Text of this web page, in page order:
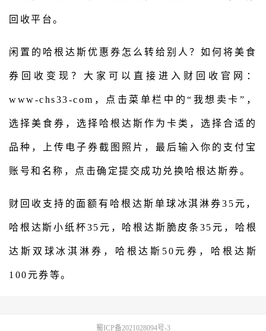
回收平台。
闲置的哈根达斯优惠券怎么转给别人？如何将美食
券回收变现？大家可以直接进入财回收官网：
www-chs33-com，点击菜单栏中的“我想卖卡”，
选择美食券，选择哈根达斯作为卡类，选择合适的
品种，上传电子券截图照片，最后输入你的支付宝
账号和名称，点击确定提交成功兑换哈根达斯券。
财回收支持的面额有哈根达斯单球冰淇淋券35元，
哈根达斯小纸杯35元，哈根达斯脆皮条35元，哈根
达斯双球冰淇淋券，哈根达斯50元券，哈根达斯
100元券等。
蜀ICP备2021028094号-3